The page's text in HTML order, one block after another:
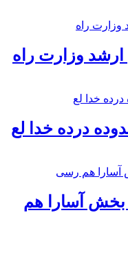
ارشد وزارت راه
درده خدا لع
بخش آسارا هم